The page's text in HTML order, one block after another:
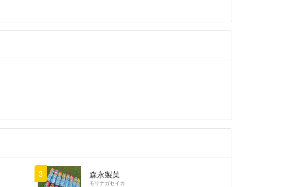
3 森永製菓
モリナガセイカ